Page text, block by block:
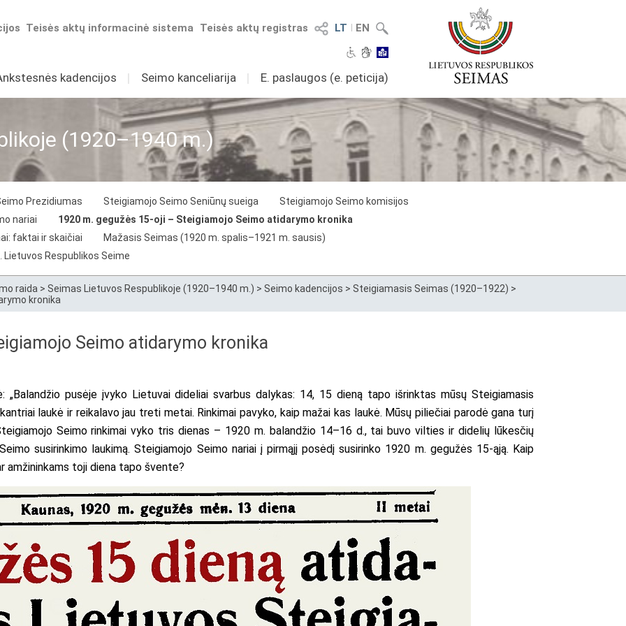
LT I EN
Teisės aktų registras
Teisės aktų informacinė sistema
kadencijos I Seimo kanceliarija I E. paslaugos (e. peticija)
(1920–1940 m.)
Prezidiumas Steigiamojo Seimo Seniūnų sueiga
Steigiamojo Seimo komisijos
nariai
1920 m. gegužės 15-oji – Steigiamojo Seimo atidarymo kronika
faktai ir skaičiai
Mažasis Seimas (1920 m. spalis–1921 m. sausis)
Respublikos Seime
raida > Seimas Lietuvos Respublikoje (1920–1940 m.) > Seimo kadencijos > Steigiamasis Seimas (1920–1922) >
kronika
Seimo atidarymo kronika
„Balandžio pusėje įvyko Lietuvai dideliai svarbus dalykas: 14, 15 dieną tapo išrinktas mūsų Steigiamasis
laukė ir reikalavo jau treti metai. Rinkimai pavyko, kaip mažai kas laukė. Mūsų piliečiai parodė gana turį
Seimo rinkimai vyko tris dienas – 1920 m. balandžio 14–16 d., tai buvo vilties ir didelių lūkesčių
susirinkimo laukimą. Steigiamojo Seimo nariai į pirmąjį posėdį susirinko 1920 m. gegužės 15-ąją. Kaip
amžininkams toji diena tapo švente?